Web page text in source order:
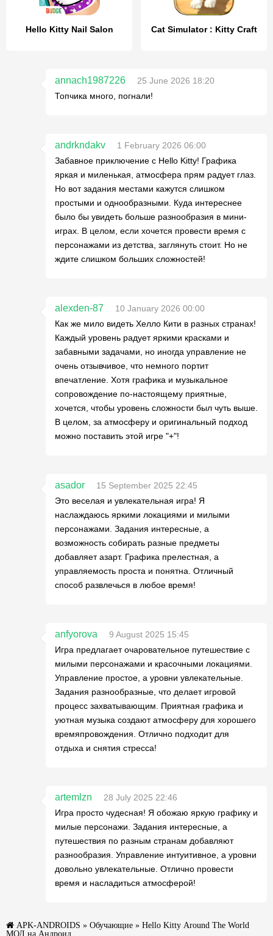
Hello Kitty Nail Salon Cat Simulator : Kitty Craft
annach1987226
25 June 2026 18:20
Топчика много, погнали!
andrkndakv
1 February 2026 06:00
Забавное приключение с Hello Kitty! Графика
яркая и миленькая, атмосфера прям радует глаз.
Но вот задания местами кажутся слишком
простыми и однообразными. Куда интереснее
было бы увидеть больше разнообразия в мини-
играх. В целом, если хочется провести время с
персонажами из детства, заглянуть стоит. Но не
ждите слишком больших сложностей!
alexden-87
10 January 2026 00:00
Как же мило видеть Хелло Кити в разных странах!
Каждый уровень радует яркими красками и
забавными задачами, но иногда управление не
очень отзывчивое, что немного портит
впечатление. Хотя графика и музыкальное
сопровождение по-настоящему приятные,
хочется, чтобы уровень сложности был чуть выше.
В целом, за атмосферу и оригинальный подход
можно поставить этой игре "+"!
asador
15 September 2025 22:45
Это веселая и увлекательная игра! Я
наслаждаюсь яркими локациями и милыми
персонажами. Задания интересные, а
возможность собирать разные предметы
добавляет азарт. Графика прелестная, а
управляемость проста и понятна. Отличный
способ развлечься в любое время!
anfyorova
9 August 2025 15:45
Игра предлагает очаровательное путешествие с
милыми персонажами и красочными локациями.
Управление простое, а уровни увлекательные.
Задания разнообразные, что делает игровой
процесс захватывающим. Приятная графика и
уютная музыка создают атмосферу для хорошего
времяпровождения. Отлично подходит для
отдыха и снятия стресса!
artemlzn
28 July 2025 22:46
Игра просто чудесная! Я обожаю яркую графику и
милые персонажи. Задания интересные, а
путешествия по разным странам добавляют
разнообразия. Управление интуитивное, а уровни
довольно увлекательные. Отлично провести
время и насладиться атмосферой!
APK-ANDROIDS » Обучающие » Hello Kitty Around The World
МОД на Андроид